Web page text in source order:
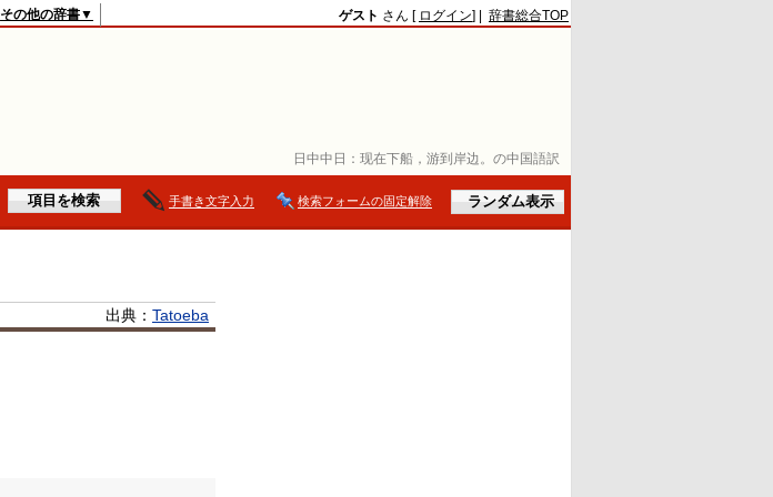
日中中日： 现在下船，游到岸边。の中国語訳
その他の辞書▼ ゲスト さん [ ログイン] | 辞書総合TOP
手書き文字入力 検索フォームの固定解除
出典： Tatoeba